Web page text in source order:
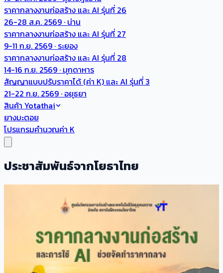
ราคากลางงานก่อสร้าง และ AI รุ่นที่ 26
26-28 ส.ค. 2569 · น่าน
ราคากลางงานก่อสร้าง และ AI รุ่นที่ 27
9-11 ก.ย. 2569 · ระยอง
ราคากลางงานก่อสร้าง และ AI รุ่นที่ 28
14-16 ก.ย. 2569 · มุกดาหาร
สัญญาแบบปรับราคาได้ (ค่า K) และ AI รุ่นที่ 3
21-22 ก.ย. 2569 · อยุธยา
สินค้า Yotathai
ยางมะตอย
โปรแกรมคำนวณค่า K
ประชาสัมพันธ์จากโยธาไทย